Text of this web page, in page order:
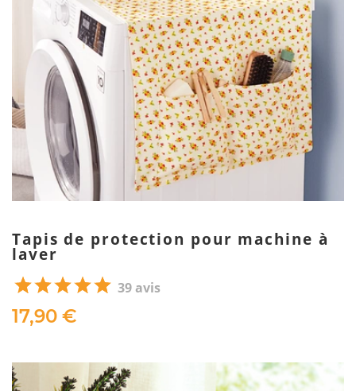
Tapis de protection pour machine à
laver
39 avis
17,90 €